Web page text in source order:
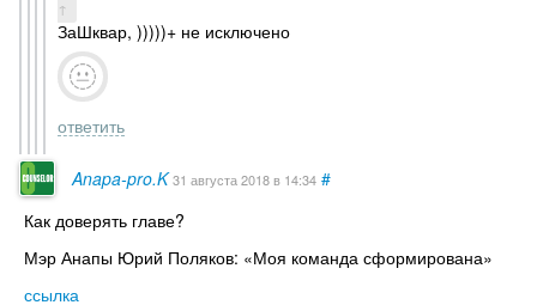
↑
ЗаШквар, )))))+ не исключено
ответить
Anapa-pro.K 31 августа 2018в 14:34 #
Как доверять главе?
Мэр Анапы Юрий Поляков: «Моя команда сформирована»
ссылка